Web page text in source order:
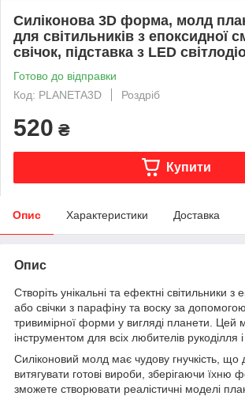
Силіконова 3D форма, молд
для світильників з епоксидної
свічок, підставка з LED
Готово до відправки
Код: PLANETA3D
Роздріб
520 ₴
Купити
Опис Характеристики Доставка
Опис
Створіть унікальні та ефектні світильники з
або свічки з парафіну та воску за допомогою
тривимірної форми у вигляді планети. Цей
інструментом для всіх любителів рукоділля і
Силіконовий молд має чудову гнучкість, що
витягувати готові вироби, зберігаючи їхню
зможете створювати реалістичні моделі